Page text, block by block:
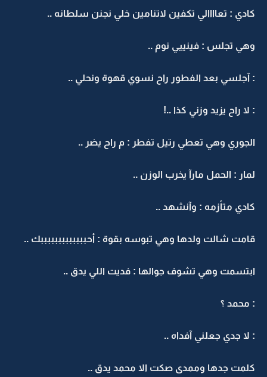
كادي : تعاااالي تكفين لاتنامين خلي نجنن سلطانه ..
وهي تجلس : فينييي نوم ..
: آجلسي بعد الفطور راح نسوي قهوة ونحلي ..
: لا راح يزيد وزني كذا ..!
الجوري وهي تعطي رتيل تفطر : م راح يضر ..
لمار : الحمل مارآ يخرب الوزن ..
كادي متأزمه : وآنشهد ..
قامت شالت ولدها وهي تبوسه بقوة : أحبببببببببببببك ..
ابتسمت وهي تشوف جوالها : فديت اللي يدق ..
: محمد ؟
: لا جدي جعلني آفداه ..
كلمت جدها وممدى صكت الا محمد يدق ..